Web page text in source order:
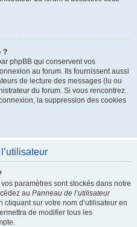
?
phpBB qui conservent vos
au forum. Ils fournissent aussi
de lecture des messages (lu ou
du forum. Si vous rencontrez
la suppression des cookies
paramètres sont stockés dans notre
au Panneau de l’utilisateur
sur votre nom d’utilisateur en
de modifier tous les